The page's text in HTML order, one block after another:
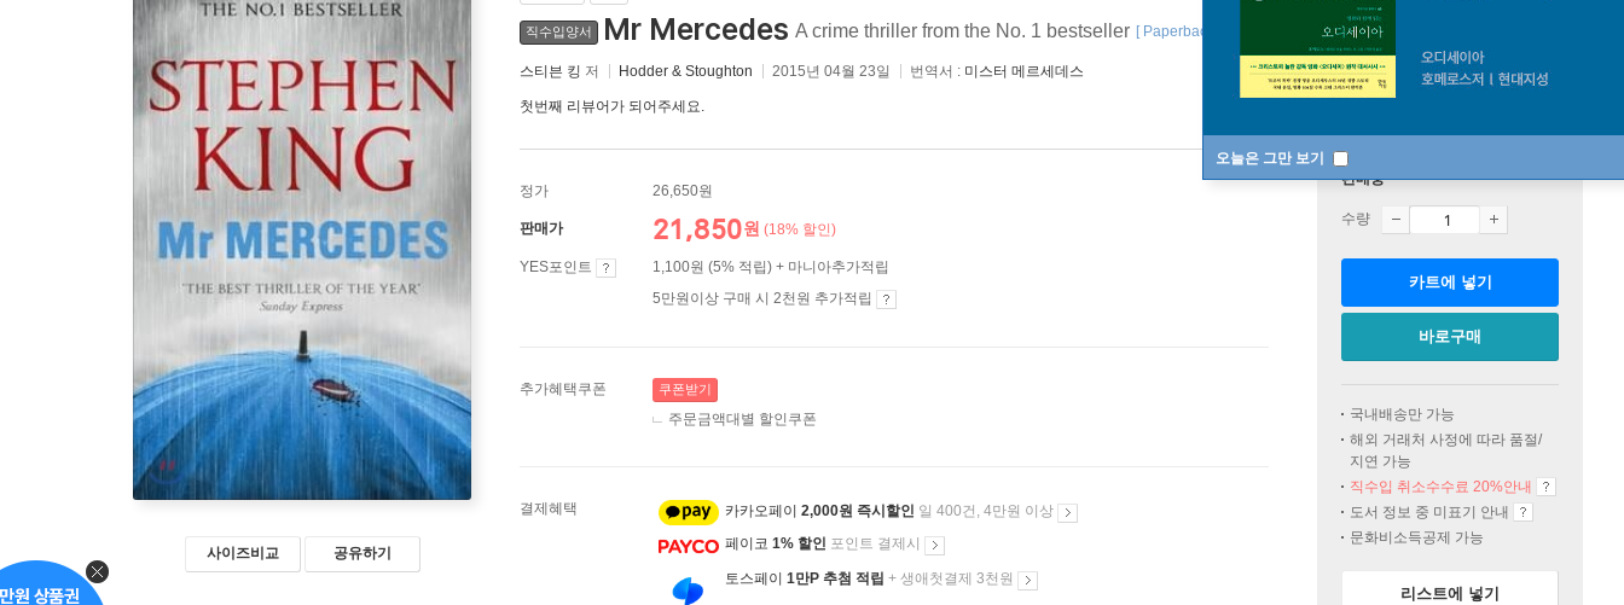
오늘은 그만 보기
사이즈비교 공유하기
직수입양서 Mr Mercedes A crime thriller from the No. 1 bestseller [ Paperback ] 바인딩 & 에디션 안내
스티븐 킹 저 Hodder & Stoughton 2015년 04월 23일 번역서 : 미스터 메르세데스
첫번째 리뷰어가 되어주세요.
정가 26,650원
판매가 21,850원 (18% 할인)
YES포인트
1,100원 (5% 적립) + 마니아추가적립
5만원이상 구매 시 2천원 추가적립
추가혜택쿠폰 쿠폰받기
주문금액대별 할인쿠폰
결제혜택 카카오페이 2,000원 즉시할인 일 400건, 4만원 이상
페이코 1% 할인 포인트 결제시
토스페이 1만P 추첨 적립 + 생애첫결제 3천원
판매중
수량
카트에 넣기
바로구매
국내배송만 가능
해외 거래처 사정에 따라 품절/
지연 가능
직수입 취소수수료 20%안내
도서 정보 중 미표기 안내
문화비소득공제 가능
리스트에 넣기